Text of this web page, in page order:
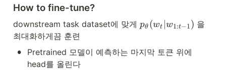
How to fine-tune?
downstream task dataset에 맞게 p
_
t
pθ (wt w1:t−1) 을
최대화하게끔 훈련
•
Pretrained 모델이 예측하는 마지막 토큰 위에
head를 올린다